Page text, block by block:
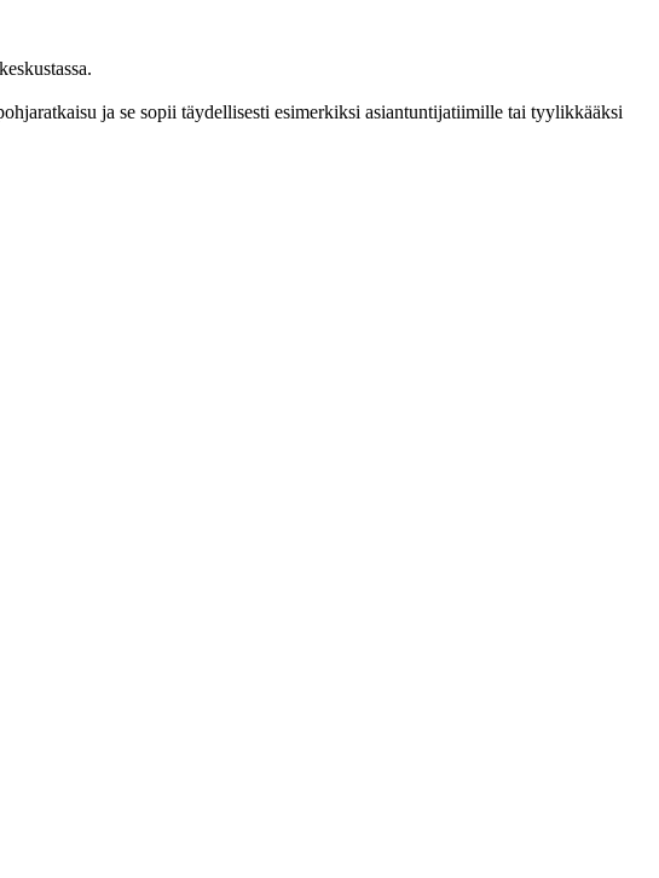
ja se sopii täydellisesti esimerkiksi asiantuntijatiimille tai tyylikkääksi